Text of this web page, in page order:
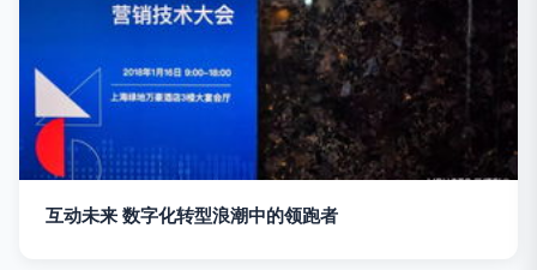
互动未来 数字化转型浪潮中的领跑者